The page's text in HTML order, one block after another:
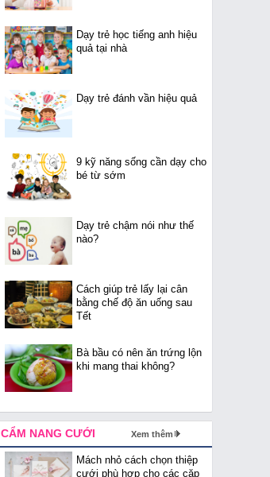
Dạy trẻ học tiếng anh hiệu
quả tại nhà
Dạy trẻ đánh vần hiệu quả
9 kỹ năng sống cần dạy cho
bé từ sớm
Dạy trẻ chậm nói như thế
nào?
Cách giúp trẻ lấy lại cân
bằng chế độ ăn uống sau
Tết
Bà bầu có nên ăn trứng lộn
khi mang thai không?
CẨM NANG CƯỚI Xem thêm
Mách nhỏ cách chọn thiệp
cưới phù hợp cho các cặp